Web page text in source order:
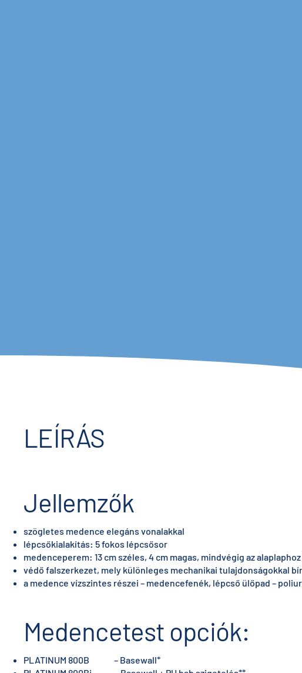
LEÍRÁS
Jellemzők
szögletes medence elegáns vonalakkal
lépcsőkialakítás: 5 fokos lépcsősor
medenceperem: 13 cm széles, 4 cm magas, mindvégig az
védő falszerkezet, mely különleges mechanikai tulajdonságokkal bír
a medence vízszintes részei – medencefenék, lépcső ülőpad –
Medencetest opciók:
PLATINUM 800B – Basewall*